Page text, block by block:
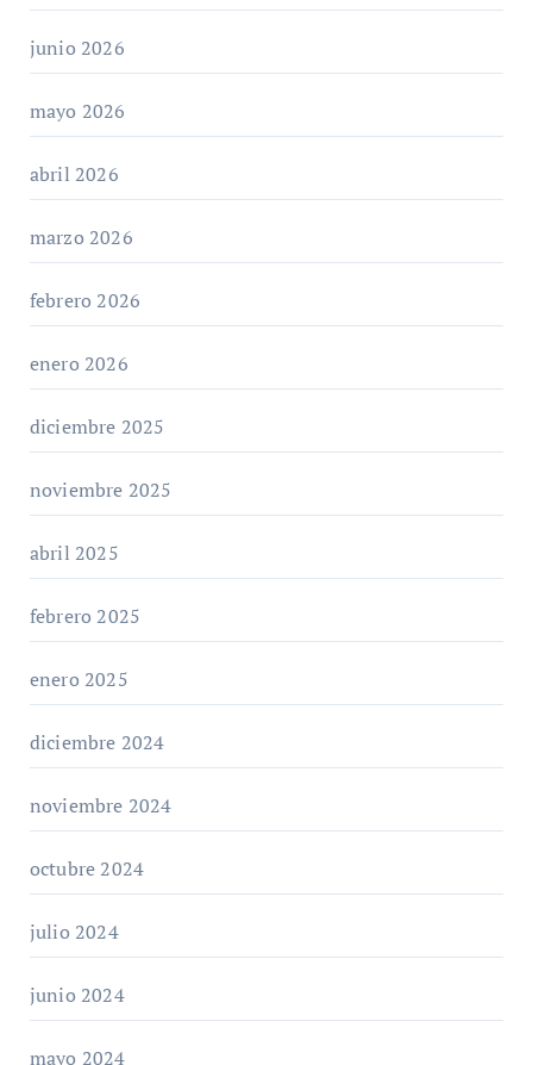
junio 2026
mayo 2026
abril 2026
marzo 2026
febrero 2026
enero 2026
diciembre 2025
noviembre 2025
abril 2025
febrero 2025
enero 2025
diciembre 2024
noviembre 2024
octubre 2024
julio 2024
junio 2024
mayo 2024